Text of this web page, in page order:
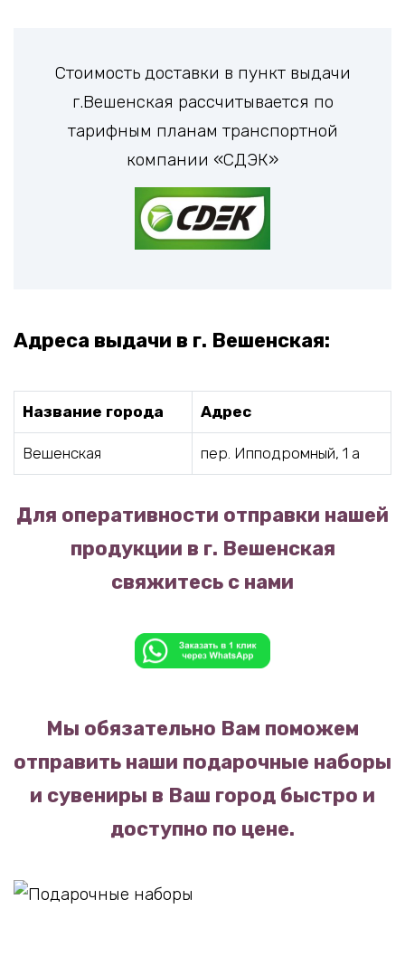
Стоимость доставки в пункт выдачи
г.Вешенская рассчитывается по
тарифным планам транспортной
компании «СДЭК»
Адреса выдачи в г. Вешенская:
Название города Адрес
Вешенская пер. Ипподромный, 1 а
Для оперативности отправки нашей
продукции в г. Вешенская
свяжитесь с нами
Мы обязательно Вам поможем
отправить наши подарочные наборы
и сувениры в Ваш город быстро и
доступно по цене.